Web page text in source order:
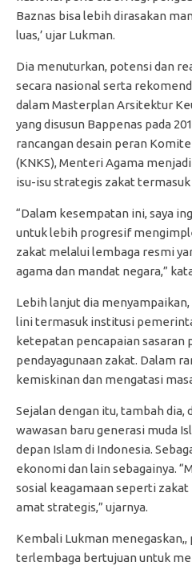
Baznas bisa lebih dirasakan
luas,’ ujar Lukman.
Dia menuturkan, potensi dan
secara nasional serta
dalam Masterplan Arsitektur
yang disusun Bappenas pada
rancangan desain peran
(KNKS), Menteri Agama
isu-isu strategis zakat termasuk
“Dalam kesempatan ini, saya
untuk lebih progresif
zakat melalui lembaga resmi
agama dan mandat negara,”
Lebih lanjut dia
lini termasuk institusi
ketepatan pencapaian sasaran
pendayagunaan zakat. Dalam
kemiskinan dan mengatasi
Sejalan dengan itu, tambah dia,
wawasan baru generasi muda
depan Islam di Indonesia.
ekonomi dan lain sebagainya.
sosial keagamaan seperti
amat strategis,” ujarnya.
Kembali Lukman
terlembaga bertujuan untuk